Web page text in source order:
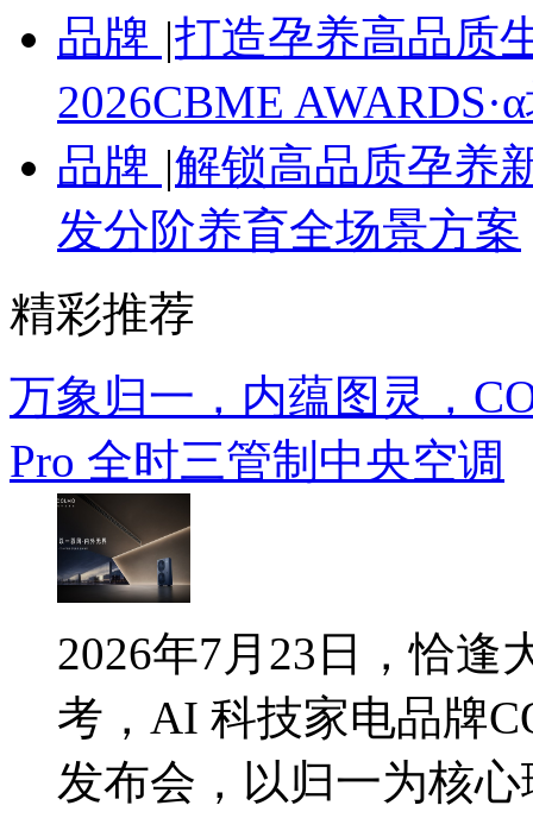
品牌 |打造孕养高品质
2026CBME
品牌 |解锁高品质孕养
发分阶养育全场景方案
精彩推荐
万象归一，内蕴图灵，
Pro 全时三管制中央空调
2026年7月23日，恰逢
考，AI 科技家电品牌
发布会，以归一为核